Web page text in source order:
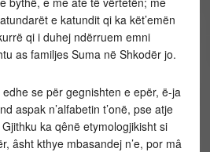
e katundit qi ka kët’emën
qi i duhej ndërruem emni
as familjes Suma në Shkodër jo.
se për gegnishten e epër, ë-ja
aspak n’alfabetin t’onë, pse atje
ka qênë etymologjikisht si
âsht kthye mbasandej n’e, por mâ